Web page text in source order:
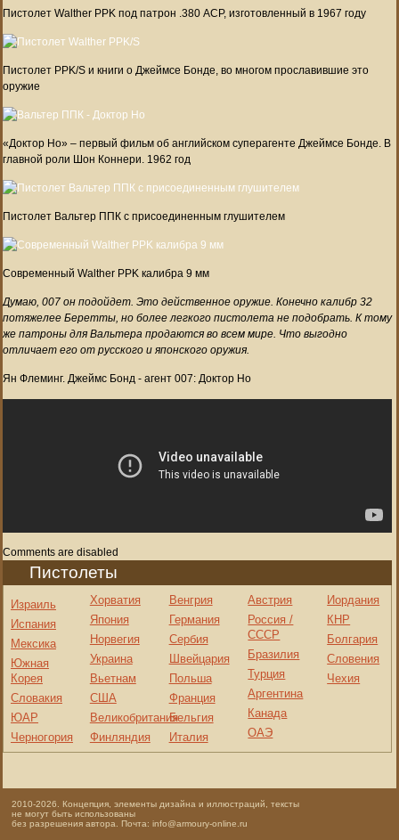
Пистолет Walther PPK под патрон .380 ACP, изготовленный в 1967 году
Пистолет PPK/S и книги о Джеймсе Бонде, во многом прославившие это
оружие
«Доктор Но» – первый фильм об английском суперагенте Джеймсе Бонде. В
главной роли Шон Коннери. 1962 год
Пистолет Вальтер ППК с присоединенным глушителем
Современный Walther PPK калибра 9 мм
Думаю, 007 он подойдет. Это действенное оружие. Конечно калибр 32
потяжелее Беретты, но более легкого пистолета не подобрать. К тому
же патроны для Вальтера продаются во всем мире. Что выгодно
отличает его от русского и японского оружия.
Ян Флеминг. Джеймс Бонд - агент 007: Доктор Но
Comments are disabled
Пистолеты
Израиль
Испания
Мексика
Южная
Корея
Словакия
ЮАР
Черногория
Хорватия
Япония
Норвегия
Украина
Вьетнам
США
Великобритания
Финляндия
Венгрия
Германия
Сербия
Швейцария
Польша
Франция
Бельгия
Италия
Австрия
Россия /
СССР
Бразилия
Турция
Аргентина
Канада
ОАЭ
Иордания
КНР
Болгария
Словения
Чехия
2010-2026. Концепция, элементы дизайна и иллюстраций, тексты
не могут быть использованы
без разрешения автора. Почта: info@armoury-online.ru